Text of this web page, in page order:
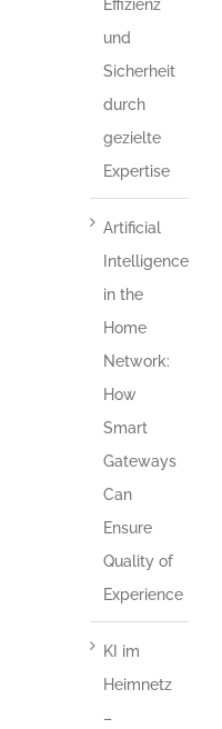
Effizienz
und
Sicherheit
durch
gezielte
Expertise
Artificial
Intelligence
in the
Home
Network:
How
Smart
Gateways
Can
Ensure
Quality of
Experience
KI im
Heimnetz
–